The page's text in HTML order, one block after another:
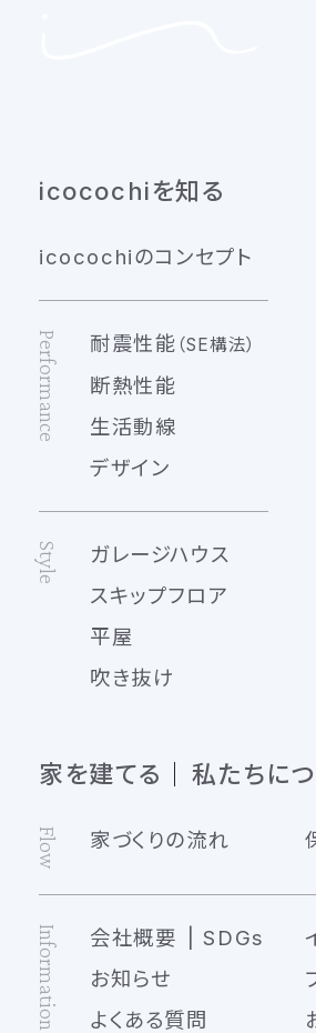
icocochiを知る
icocochiのコンセプト
Performance 耐震性能 （SE構法）
断熱性能
生活動線
デザイン
Style
ガレージハウス
スキップフロア
平屋
吹き抜け
家を建てる 私たちに
Flow 家づくりの流れ
Information 会社概要 SDGs
お知らせ
よくある質問